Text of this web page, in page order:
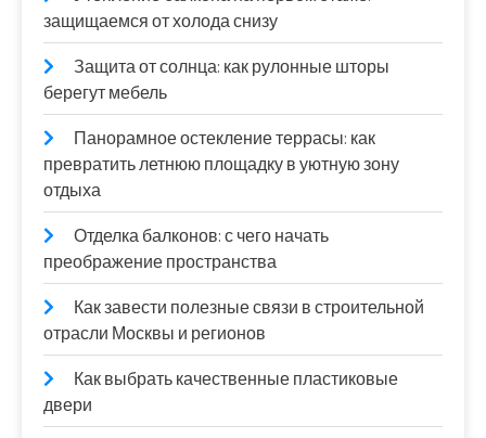
защищаемся от холода снизу
Защита от солнца: как рулонные шторы
берегут мебель
Панорамное остекление террасы: как
превратить летнюю площадку в уютную зону
отдыха
Отделка балконов: с чего начать
преображение пространства
Как завести полезные связи в строительной
отрасли Москвы и регионов
Как выбрать качественные пластиковые
двери